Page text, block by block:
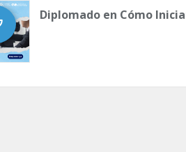
Diplomado en Cómo